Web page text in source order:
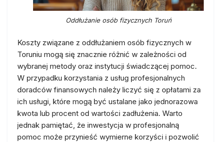
Oddłużanie osób fizycznych Toruń
Koszty związane z oddłużaniem osób fizycznych w
Toruniu mogą się znacznie różnić w zależności od
wybranej metody oraz instytucji świadczącej pomoc.
W przypadku korzystania z usług profesjonalnych
doradców finansowych należy liczyć się z opłatami za
ich usługi, które mogą być ustalane jako jednorazowa
kwota lub procent od wartości zadłużenia. Warto
jednak pamiętać, że inwestycja w profesjonalną
pomoc może przynieść wymierne korzyści i pozwolić